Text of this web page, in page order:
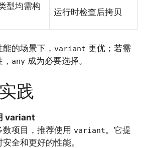
型均需构
运行时检查后拷贝
的场景下， variant 更优；若需
any 成为必要选择。
践
variant
数项目，推荐使用 variant。它提
全和更好的性能。